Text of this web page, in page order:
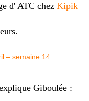
d' ATC chez Kipik
Giboulée :